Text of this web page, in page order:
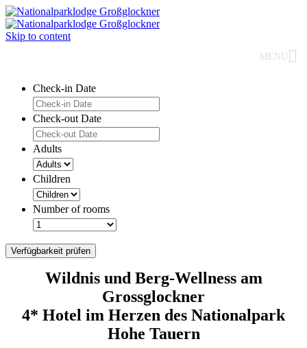
Skip to content
MENU
Check-in Date
Check-out Date
Adults
Children
Number of rooms
Verfügbarkeit prüfen
Wildnis und Berg-Wellness am
Grossglockner
4* Hotel im Herzen des Nationalpark
Hohe Tauern